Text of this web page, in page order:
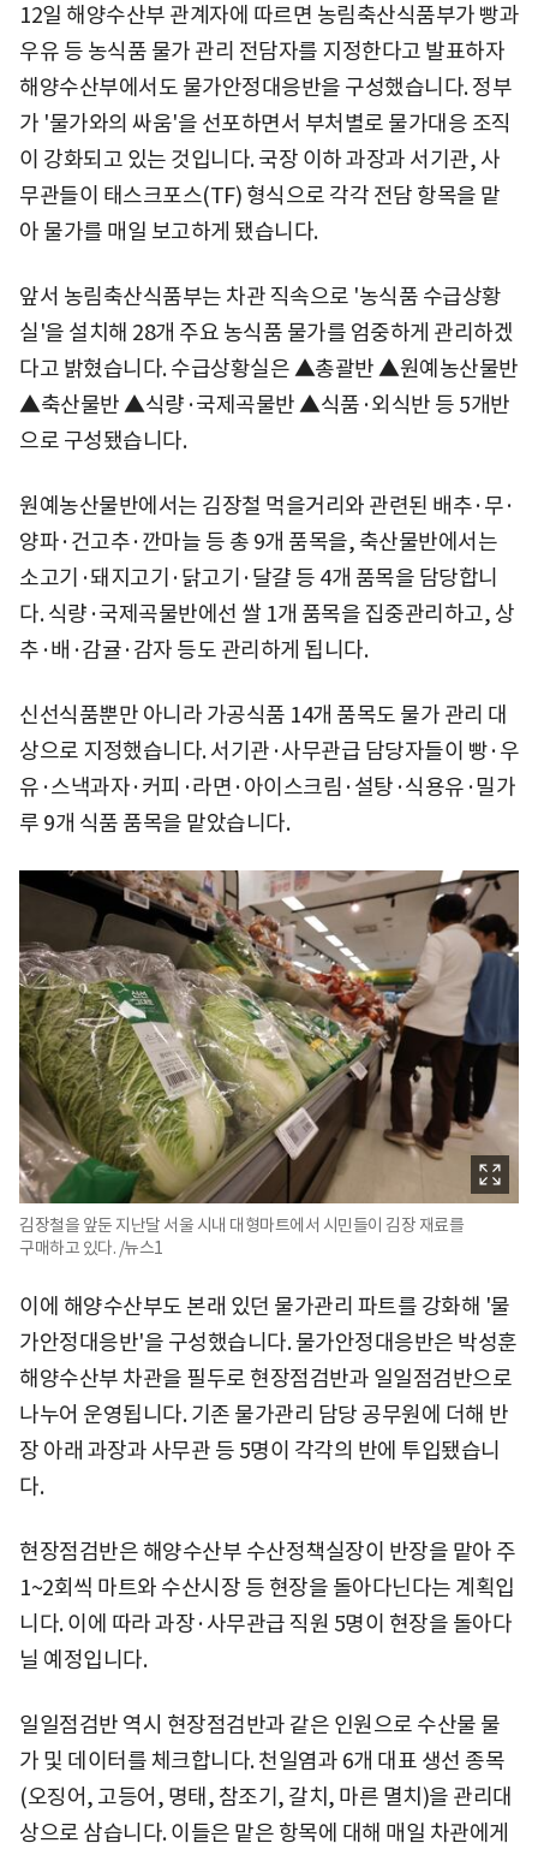
12일 해양수산부 관계자에 따르면 농림축산식품부가 빵과
우유 등 농식품 물가 관리 전담자를 지정한다고 발표하자
해양수산부에서도 물가안정대응반을 구성했습니다. 정부
가 '물가와의 싸움'을 선포하면서 부처별로 물가대응 조직
이 강화되고 있는 것입니다. 국장 이하 과장과 서기관, 사
무관들이 태스크포스(TF) 형식으로 각각 전담 항목을 맡
아 물가를 매일 보고하게 됐습니다.
앞서 농림축산식품부는 차관 직속으로 '농식품 수급상황
실'을 설치해 28개 주요 농식품 물가를 엄중하게 관리하겠
다고 밝혔습니다. 수급상황실은 ▲총괄반 ▲원예농산물반
▲축산물반 ▲식량·국제곡물반 ▲식품·외식반 등 5개반
으로 구성됐습니다.
원예농산물반에서는 김장철 먹을거리와 관련된 배추·무·
양파·건고추·깐마늘 등 총 9개 품목을, 축산물반에서는
소고기·돼지고기·닭고기·달걀 등 4개 품목을 담당합니
다. 식량·국제곡물반에선 쌀 1개 품목을 집중관리하고, 상
추·배·감귤·감자 등도 관리하게 됩니다.
신선식품뿐만 아니라 가공식품 14개 품목도 물가 관리 대
상으로 지정했습니다. 서기관·사무관급 담당자들이 빵·우
유·스낵과자·커피·라면·아이스크림·설탕·식용유·밀가
루 9개 식품 품목을 맡았습니다.
김장철을 앞둔 지난달 서울 시내 대형마트에서 시민들이 김장 재료를
구매하고 있다. /뉴스1
이에 해양수산부도 본래 있던 물가관리 파트를 강화해 '물
가안정대응반'을 구성했습니다. 물가안정대응반은 박성훈
해양수산부 차관을 필두로 현장점검반과 일일점검반으로
나누어 운영됩니다. 기존 물가관리 담당 공무원에 더해 반
장 아래 과장과 사무관 등 5명이 각각의 반에 투입됐습니
다.
현장점검반은 해양수산부 수산정책실장이 반장을 맡아 주
1~2회씩 마트와 수산시장 등 현장을 돌아다닌다는 계획입
니다. 이에 따라 과장·사무관급 직원 5명이 현장을 돌아다
닐 예정입니다.
일일점검반 역시 현장점검반과 같은 인원으로 수산물 물
가 및 데이터를 체크합니다. 천일염과 6개 대표 생선 종목
(오징어, 고등어, 명태, 참조기, 갈치, 마른 멸치)을 관리대
상으로 삼습니다. 이들은 맡은 항목에 대해 매일 차관에게